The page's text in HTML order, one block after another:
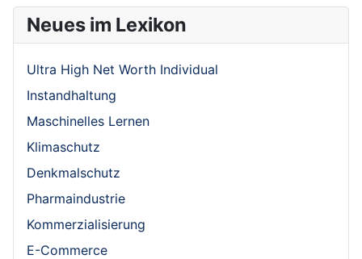
Neues im Lexikon
Ultra High Net Worth Individual
Instandhaltung
Maschinelles Lernen
Klimaschutz
Denkmalschutz
Pharmaindustrie
Kommerzialisierung
E-Commerce